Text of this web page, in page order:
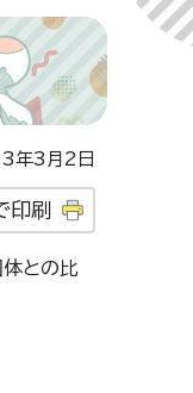
3月2日
印刷
体との比